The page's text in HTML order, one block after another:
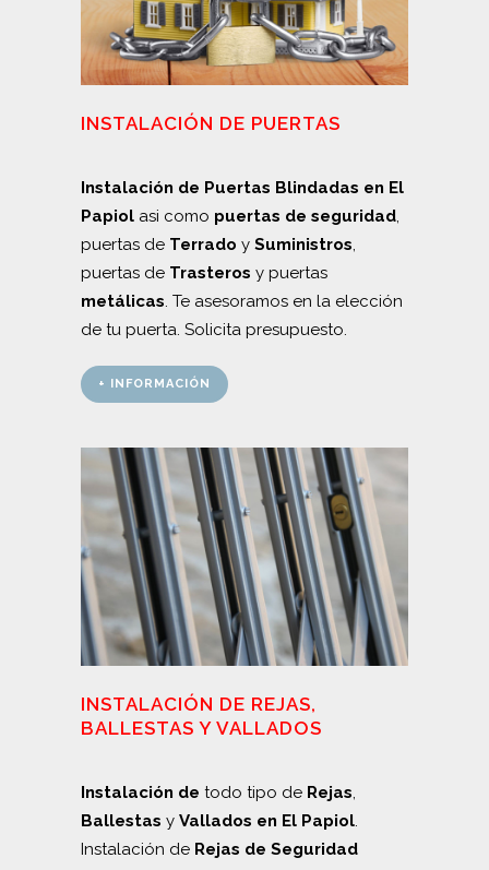
INSTALACIÓN DE PUERTAS
Instalación de Puertas Blindadas en El
Papiol asi como puertas de seguridad
puertas de Terrado y Suministros
puertas de Trasteros y puertas
metálicas . Te asesoramos en la elección
de tu puerta. Solicita presupuesto.
+ INFORMACIÓN
INSTALACIÓN DE REJAS,
BALLESTAS Y VALLADOS
Instalación de todo tipo de Rejas,
Ballestas y Vallados en El Papiol.
Instalación de Rejas de Seguridad